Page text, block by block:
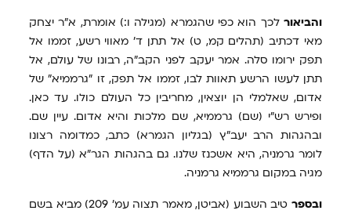
והביאור לכך הוא כפי שהגמרא (מגילה ו:) אומרת, א"ר יצחק
מאי דכתיב (תהלים קמ, ט) אל תתן ד' מאווי רשע, זממו אל
תפק ירומו סלה. אמר יעקב לפני הקב"ה, רבונו של עולם, אל
תתן לעשו הרשע תאוות לבו, זממו אל תפק, זו "גרממיא" של
אדום, שאלמלי הן יוצאין, מחריבין כל העולם כולו. עד כאן.
ופירש רש"י (שם) גרממיא, שם מלכות והיא אדום. עיין שם.
ובהגהות הרב יעב"ץ (בגליון הגמרא) כתב, כמדומה רצונו
לומר גרמניה, היא אשכנז שלנו. גם בהגהות הגר"א (על הדף)
מגיה במקום גרממיא גרמניה.
ובספר
טיב השבוע (אביטן, מאמר תצוה עמ' 209) מביא בשם